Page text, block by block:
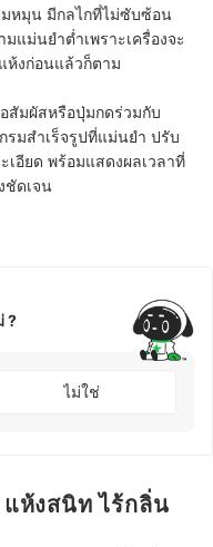
หมุน มีกลไกที่ไม่ซับซ้อน
แม่นยำต่ำเพราะเครื่องจะ
ห้งก่อนแล้วก็ตาม
สัมผัสหรือปุ่มกดร่วมกับ
รมสำเร็จรูปที่แม่นยำ ปรับ
อียด พร้อมแสดงผลเวลาที่
ชัดเจน
?
ไม่ใช่
ห้งสนิท ไร้กลิ่น